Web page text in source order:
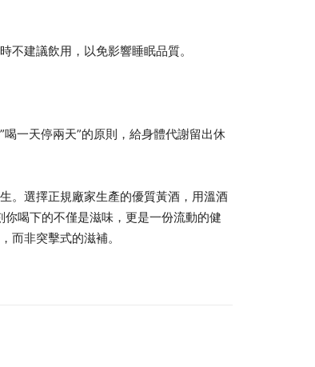
不建議飲用，以免影響睡眠品質。
一天停兩天”的原則，給身體代謝留出休
。選擇正規廠家生產的優質黃酒，用溫酒
喝下的不僅是滋味，更是一份流動的健
而非突擊式的滋補。